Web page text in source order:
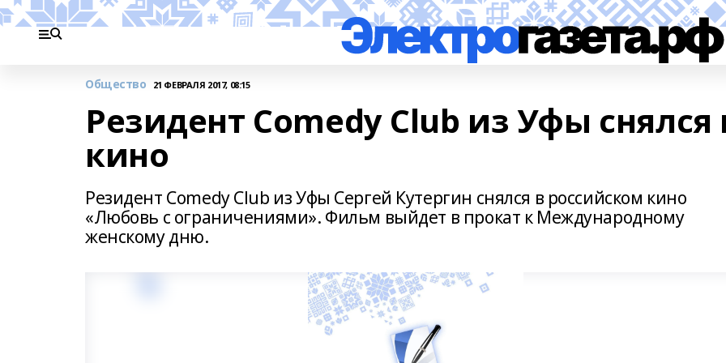
Общество 21 ФЕВРАЛЯ 2017, 08:15
Резидент Comedy Club из Уфы снялся
кино
Резидент Comedy Club из Уфы Сергей Кутергин снялся в российском кино
«Любовь с ограничениями». Фильм выйдет в прокат к Международному
женскому дню.